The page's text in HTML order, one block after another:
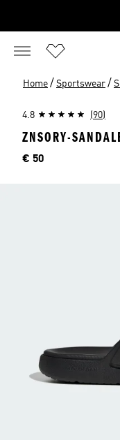
Home / Sportswear /
4.8 (90)
ZNSORY-
Preis
€ 50